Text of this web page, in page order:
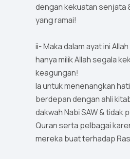
dengan kekuatan senjata
yang ramai!
ii- Maka dalam ayat ini
hanya milik Allah segala
keagungan!
Ia untuk menenangkan
berdepan dengan ahli
dakwah Nabi SAW & tidak
Quran serta pelbagai
mereka buat terhadap